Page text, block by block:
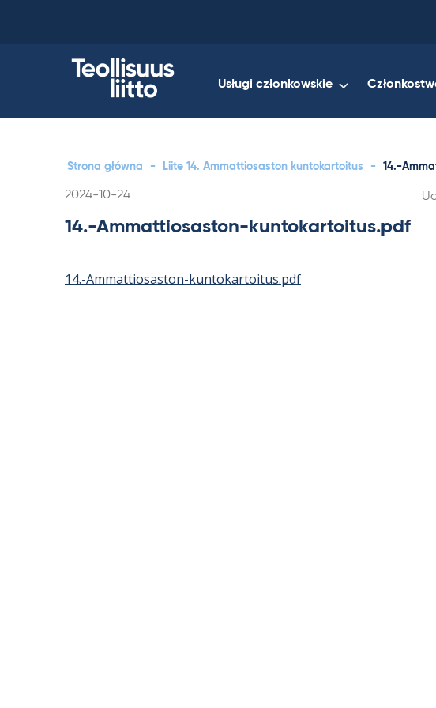
Usługi członkowskie
Strona główna - Liite 14. Ammattiosaston kuntokartoitus - 14.-
Kirjoitettu
2024-10-24
14.-Ammattiosaston-kuntokartoitus.pdf
14.-Ammattiosaston-kuntokartoitus.pdf
your